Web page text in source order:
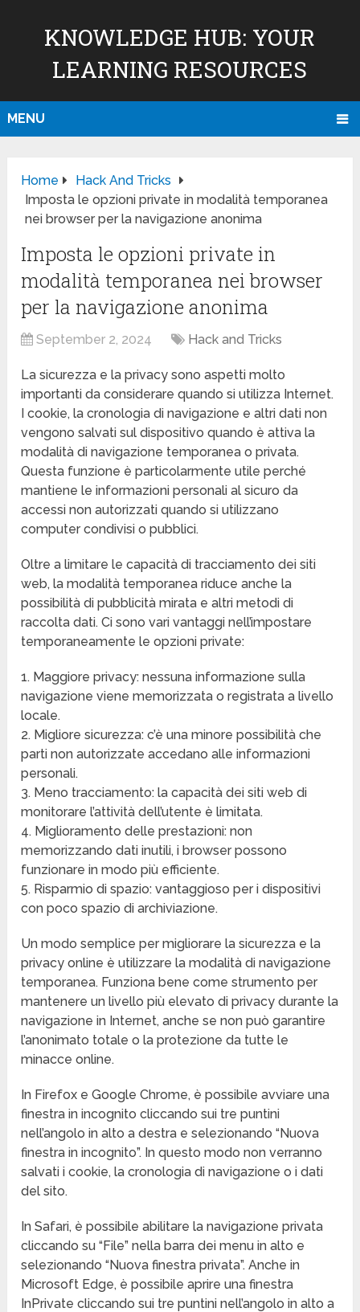
KNOWLEDGE HUB: YOUR
LEARNING RESOURCES
MENU
Home
Hack And Tricks
Imposta le opzioni private in modalità temporanea
nei browser per la navigazione anonima
Imposta le opzioni private in
modalità temporanea nei browser
per la navigazione anonima
September 2, 2024 Hack and Tricks
La sicurezza e la privacy sono aspetti molto
importanti da considerare quando si utilizza Internet.
I cookie, la cronologia di navigazione e altri dati non
vengono salvati sul dispositivo quando è attiva la
modalità di navigazione temporanea o privata.
Questa funzione è particolarmente utile perché
mantiene le informazioni personali al sicuro da
accessi non autorizzati quando si utilizzano
computer condivisi o pubblici.
Oltre a limitare le capacità di tracciamento dei siti
web, la modalità temporanea riduce anche la
possibilità di pubblicità mirata e altri metodi di
raccolta dati. Ci sono vari vantaggi nell’impostare
temporaneamente le opzioni private:
1. Maggiore privacy: nessuna informazione sulla
navigazione viene memorizzata o registrata a livello
locale.
2. Migliore sicurezza: c’è una minore possibilità che
parti non autorizzate accedano alle informazioni
personali.
3. Meno tracciamento: la capacità dei siti web di
monitorare l’attività dell’utente è limitata.
4. Miglioramento delle prestazioni: non
memorizzando dati inutili, i browser possono
funzionare in modo più efficiente.
5. Risparmio di spazio: vantaggioso per i dispositivi
con poco spazio di archiviazione.
Un modo semplice per migliorare la sicurezza e la
privacy online è utilizzare la modalità di navigazione
temporanea. Funziona bene come strumento per
mantenere un livello più elevato di privacy durante la
navigazione in Internet, anche se non può garantire
l’anonimato totale o la protezione da tutte le
minacce online.
In Firefox e Google Chrome, è possibile avviare una
finestra in incognito cliccando sui tre puntini
nell’angolo in alto a destra e selezionando “Nuova
finestra in incognito”. In questo modo non verranno
salvati i cookie, la cronologia di navigazione o i dati
del sito.
In Safari, è possibile abilitare la navigazione privata
cliccando su “File” nella barra dei menu in alto e
selezionando “Nuova finestra privata”. Anche in
Microsoft Edge, è possibile aprire una finestra
InPrivate cliccando sui tre puntini nell’angolo in alto a